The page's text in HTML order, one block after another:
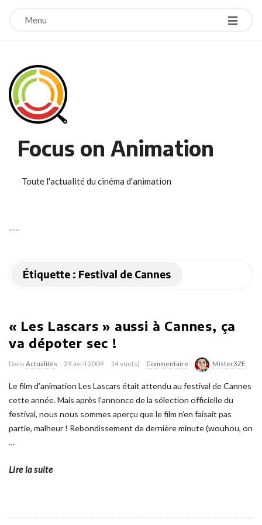
Menu
Focus on Animation
Toute l'actualité du cinéma d'animation
---
Étiquette : Festival de Cannes
« Les Lascars » aussi à Cannes, ça
va dépoter sec !
Dans Actualités 29 avril 2009 14 vue(s) Commentaire Mister3ZE
Le film d’animation Les Lascars était attendu au festival de Cannes
cette année. Mais après l’annonce de la sélection officielle du
festival, nous nous sommes aperçu que le film n’en faisait pas
partie, malheur ! Rebondissement de dernière minute (wouhou, on
…
Lire la suite